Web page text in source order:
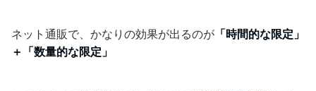
ネット通販で、かなりの効果が出るのが 「時間的な限定」
＋「数量的な限定」